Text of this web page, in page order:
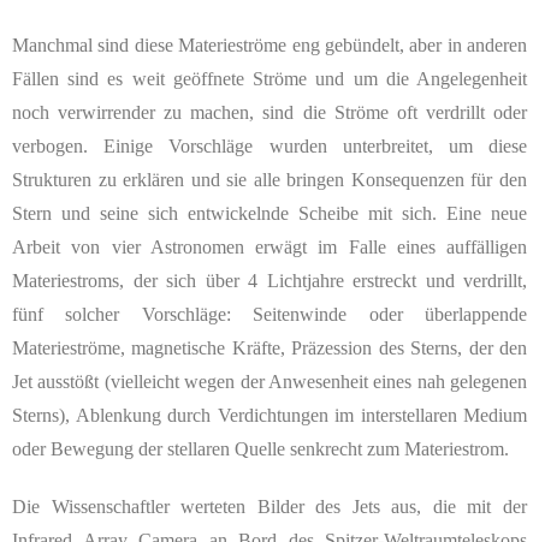
Manchmal sind diese Materieströme eng gebündelt, aber in anderen
Fällen sind es weit geöffnete Ströme und um die Angelegenheit
noch verwirrender zu machen, sind die Ströme oft verdrillt oder
verbogen. Einige Vorschläge wurden unterbreitet, um diese
Strukturen zu erklären und sie alle bringen Konsequenzen für den
Stern und seine sich entwickelnde Scheibe mit sich. Eine neue
Arbeit von vier Astronomen erwägt im Falle eines auffälligen
Materiestroms, der sich über 4 Lichtjahre erstreckt und verdrillt,
fünf solcher Vorschläge: Seitenwinde oder überlappende
Materieströme, magnetische Kräfte, Präzession des Sterns, der den
Jet ausstößt (vielleicht wegen der Anwesenheit eines nah gelegenen
Sterns), Ablenkung durch Verdichtungen im interstellaren Medium
oder Bewegung der stellaren Quelle senkrecht zum Materiestrom.
Die Wissenschaftler werteten Bilder des Jets aus, die mit der